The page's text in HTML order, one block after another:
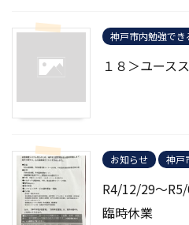
神戸市内勉強でき
１８＞ユース
お知らせ 神戸
R4/12/29～
臨時休業